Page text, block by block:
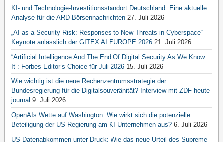
KI- und Technologie-Investitionsstandort Deutschland: Eine aktuelle
Analyse für die ARD-Börsennachrichten 27. Juli 2026
„AI as a Security Risk: Responses to New Threats in Cyberspace“ –
Keynote anlässlich der GITEX AI EUROPE 2026 21. Juli 2026
“Artificial Intelligence And The End Of Digital Security As We Know
It”: Forbes Editor’s Choice für Juli 2026 15. Juli 2026
Wie wichtig ist die neue Rechenzentrumsstrategie der
Bundesregierung für die Digitalsouveränität? Interview mit ZDF heute
journal 9. Juli 2026
OpenAIs Wette auf Washington: Wie wirkt sich die potenzielle
Beteiligung der US-Regierung am KI-Unternehmen aus? 6. Juli 2026
US-Datenabkommen unter Druck: Wie das neue Urteil des Supreme